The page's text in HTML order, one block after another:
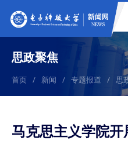
思政聚焦
首页 / 新闻 / 专题报道 / 思
马克思主义学院